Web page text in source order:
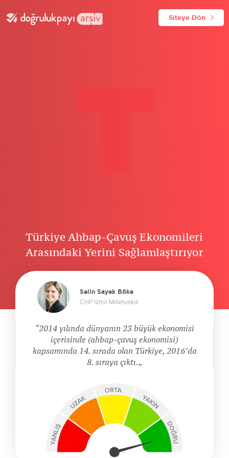
Siteye Dön
Türkiye Ahbap-Çavuş Ekonomileri
Arasındaki Yerini Sağlamlaştırıyor
Selin Sayek Böke
CHP İzmir Milletvekili
2014 yılında dünyanın 23 büyük ekonomisi
içerisinde (ahbap-çavuş ekonomisi)
kapsamında 14. sırada olan Türkiye, 2016’da
8. sıraya çıktı.